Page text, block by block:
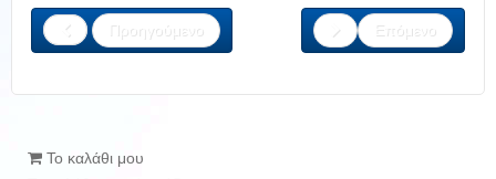
Προηγούμενο Επόμενο
Το καλάθι μου